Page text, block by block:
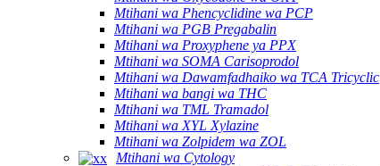
Mtihani wa Phencyclidine wa PCP
Mtihani wa PGB Pregabalin
Mtihani wa Proxyphene ya PPX
Mtihani wa SOMA Carisoprodol
Mtihani wa Dawamfadhaiko wa TCA Tricyclic
Mtihani wa bangi wa THC
Mtihani wa TML Tramadol
Mtihani wa XYL Xylazine
Mtihani wa Zolpidem wa ZOL
Mtihani wa Cytology